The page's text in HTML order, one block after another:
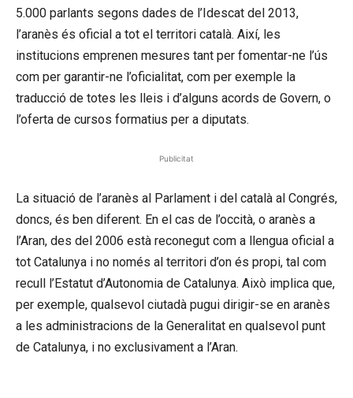
5.000 parlants segons dades de l’Idescat del 2013,
l’aranès és oficial a tot el territori català. Així, les
institucions emprenen mesures tant per fomentar-ne l’ús
com per garantir-ne l’oficialitat, com per exemple la
traducció de totes les lleis i d’alguns acords de Govern, o
l’oferta de cursos formatius per a diputats.
Publicitat
La situació de l’aranès al Parlament i del català al Congrés,
doncs, és ben diferent. En el cas de l’occità, o aranès a
l’Aran, des del 2006 està reconegut com a llengua oficial a
tot Catalunya i no només al territori d’on és propi, tal com
recull l’Estatut d’Autonomia de Catalunya. Això implica que,
per exemple, qualsevol ciutadà pugui dirigir-se en aranès
a les administracions de la Generalitat en qualsevol punt
de Catalunya, i no exclusivament a l’Aran.